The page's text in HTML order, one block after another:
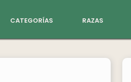
categorías razas